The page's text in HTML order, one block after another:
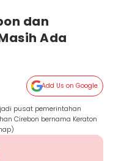
dan
Ada
Add Us on Google
pusat pemerintahan
Cirebon bernama Keraton